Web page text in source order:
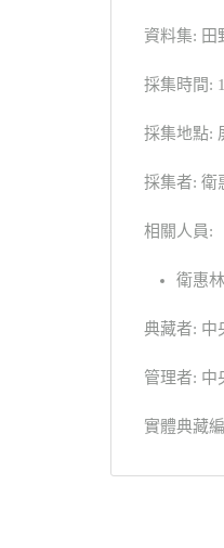
資料集: 田
採集時間:
採集地點:
採集者: 衛
相關人員:
衛惠
典藏者: 中
管理者: 中
實體典藏